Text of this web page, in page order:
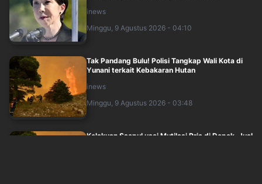
inews
Minggu, 9 Agustus 2026 - 04:10
Tak Pandang Bulu! Polisi Tangkap Wali Kota di
Yunani terkait Kebakaran Hutan
inews
Minggu, 9 Agustus 2026 - 03:48
Kelakuan Saepul usai Mutilasi Pria di Depok, Jual